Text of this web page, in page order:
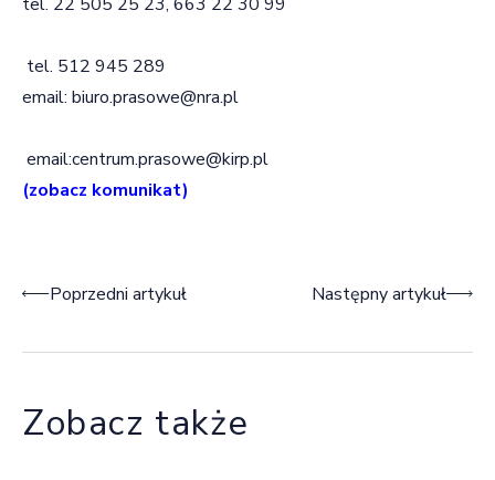
tel. 512 945 289
email: biuro.prasowe@nra.pl
email:centrum.prasowe@kirp.pl
(zobacz komunikat)
Nawigacja wpisu
Poprzedni artykuł Następny artykuł
Zobacz także